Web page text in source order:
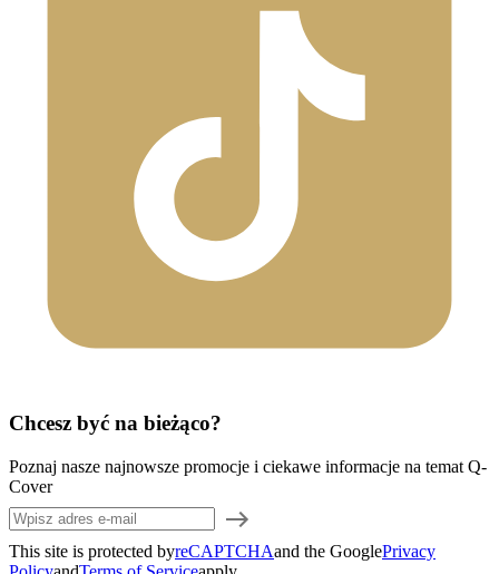
Chcesz być na bieżąco?
Poznaj nasze najnowsze promocje i ciekawe informacje na temat Q-
Cover
This site is protected byreCAPTCHAand the GooglePrivacy